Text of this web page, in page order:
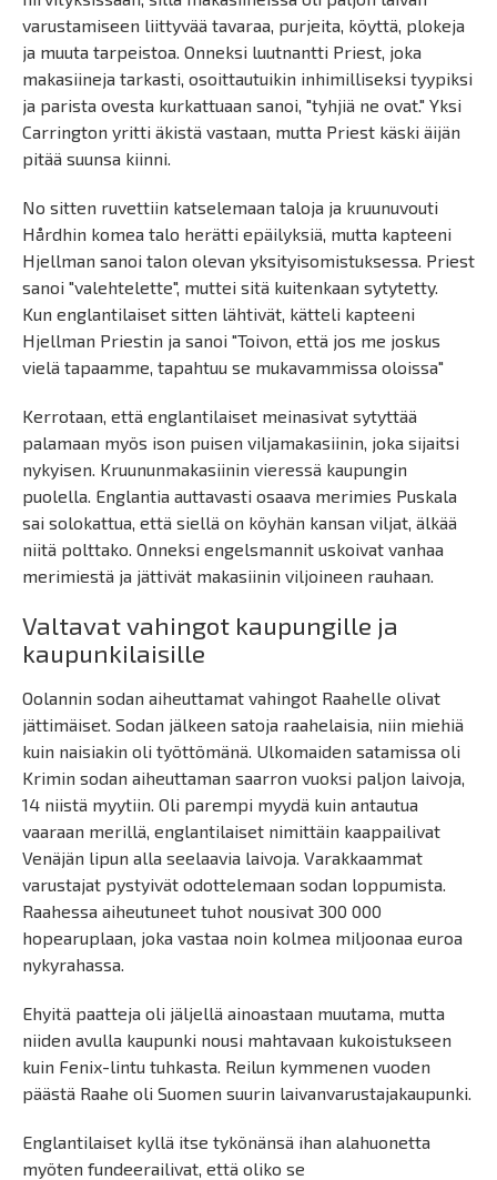
varustamiseen liittyvää tavaraa, purjeita, köyttä, plokeja
ja muuta tarpeistoa. Onneksi luutnantti Priest, joka
makasiineja tarkasti, osoittautuikin inhimilliseksi tyypiksi
ja parista ovesta kurkattuaan sanoi, "tyhjiä ne ovat." Yksi
Carrington yritti äkistä vastaan, mutta Priest käski äijän
pitää suunsa kiinni.
No sitten ruvettiin katselemaan taloja ja kruunuvouti
Hårdhin komea talo herätti epäilyksiä, mutta kapteeni
Hjellman sanoi talon olevan yksityisomistuksessa. Priest
sanoi "valehtelette", muttei sitä kuitenkaan sytytetty.
Kun englantilaiset sitten lähtivät, kätteli kapteeni
Hjellman Priestin ja sanoi "Toivon, että jos me joskus
vielä tapaamme, tapahtuu se mukavammissa oloissa"
Kerrotaan, että englantilaiset meinasivat sytyttää
palamaan myös ison puisen viljamakasiinin, joka sijaitsi
nykyisen. Kruununmakasiinin vieressä kaupungin
puolella. Englantia auttavasti osaava merimies Puskala
sai solokattua, että siellä on köyhän kansan viljat, älkää
niitä polttako. Onneksi engelsmannit uskoivat vanhaa
merimiestä ja jättivät makasiinin viljoineen rauhaan.
Valtavat vahingot kaupungille ja
kaupunkilaisille
Oolannin sodan aiheuttamat vahingot Raahelle olivat
jättimäiset. Sodan jälkeen satoja raahelaisia, niin miehiä
kuin naisiakin oli työttömänä. Ulkomaiden satamissa oli
Krimin sodan aiheuttaman saarron vuoksi paljon laivoja,
14 niistä myytiin. Oli parempi myydä kuin antautua
vaaraan merillä, englantilaiset nimittäin kaappailivat
Venäjän lipun alla seelaavia laivoja. Varakkaammat
varustajat pystyivät odottelemaan sodan loppumista.
Raahessa aiheutuneet tuhot nousivat 300 000
hopearuplaan, joka vastaa noin kolmea miljoonaa euroa
nykyrahassa.
Ehyitä paatteja oli jäljellä ainoastaan muutama, mutta
niiden avulla kaupunki nousi mahtavaan kukoistukseen
kuin Fenix-lintu tuhkasta. Reilun kymmenen vuoden
päästä Raahe oli Suomen suurin laivanvarustajakaupunki.
Englantilaiset kyllä itse tykönänsä ihan alahuonetta
myöten fundeerailivat, että oliko se